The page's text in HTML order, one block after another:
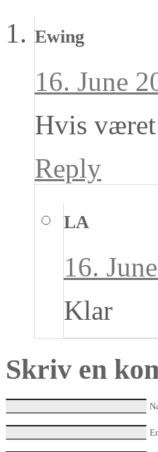
Ewing
16. June
Hvis
Reply
LA
16.
Klar
Skriv en